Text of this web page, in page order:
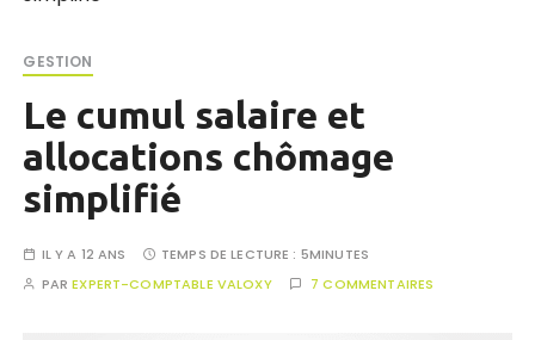
GESTION
Le cumul salaire et
allocations chômage
simplifié
IL Y A 12 ANS TEMPS DE LECTURE : 5MINUTES
PAREXPERT-COMPTABLE VALOXY 7 COMMENTAIRES